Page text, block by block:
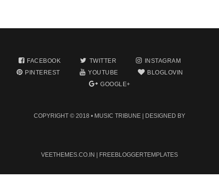
FACEBOOK TWITTER
INSTAGRAM
PINTEREST
YOUTUBE
BLOGLOVIN
GOOGLE+
COPYRIGHT © 2018 • MUSIC TRIBUNE | DESIGNED BY
VEETHEMES.CO.IN | FREEBLOGGERTEMPLATES